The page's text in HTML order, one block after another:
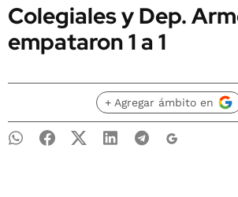
Colegiales y Dep.
empataron 1 a 1
+ Agregar ámbito en